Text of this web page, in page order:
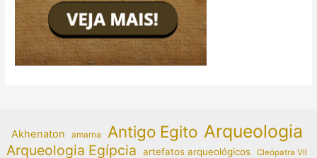
Akhenaton amarna Antigo Egito Arqueologia
Arqueologia Egípcia artefatos arqueológicos Cleópatra VII